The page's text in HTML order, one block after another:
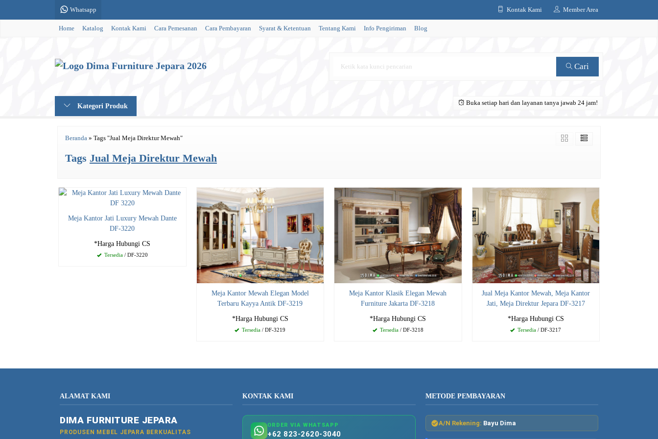
Whatsapp Kontak Kami Member Area
Home Katalog Kontak Kami Cara Pemesanan Cara Pembayaran Syarat & Ketentuan Tentang Kami Info Pengiriman Blog
Cari
Kategori Produk Buka setiap hari dan layanan tanya jawab 24 jam!
Beranda » Tags "Jual Meja Direktur Mewah"
Tags Jual Meja Direktur Mewah
Meja Kantor Jati Luxury Mewah Dante
DF-3220
*Harga Hubungi CS
Tersedia/ DF-3220
Meja Kantor Mewah Elegan Model
Terbaru Kayya Antik DF-3219
*Harga Hubungi CS
Tersedia / DF-3219
Meja Kantor Klasik Elegan Mewah
Furniture Jakarta DF-3218
*Harga Hubungi CS
Tersedia/ DF-3218
Jual Meja Kantor Mewah, Meja Kantor
Jati, Meja Direktur Jepara DF-3217
*Harga Hubungi CS
Tersedia / DF-3217
ALAMAT KAMI
DIMA FURNITURE JEPARA
PRODUSEN MEBEL JEPARA BERKUALITAS
KONTAK KAMI
ORDER VIA WHATSAPP
+62 823-2620-3040
METODE PEMBAYARAN
A/N Rekening: Bayu Dima